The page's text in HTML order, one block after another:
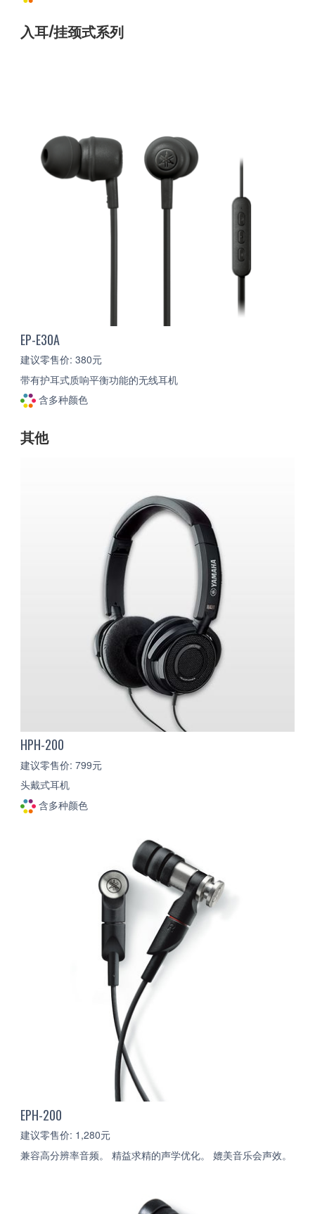
入耳/挂颈式系列
EP-E30A
建议零售价: 380元
带有护耳式质响平衡功能的无线耳机
含多种颜色
其他
HPH-200
建议零售价: 799元
头戴式耳机
含多种颜色
EPH-200
建议零售价: 1,280元
兼容高分辨率音频。 精益求精的声学优化。 媲美音乐会声效。